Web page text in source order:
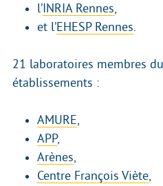
l’INRIA Rennes
et l’EHESP Rennes
21 laboratoires membres
établissements :
AMURE
APP,
Arènes
Centre François Viète